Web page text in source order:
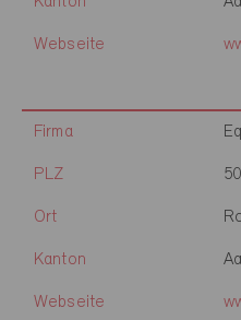
Webseite
Firma
PLZ
Ort
Kanton
Webseite